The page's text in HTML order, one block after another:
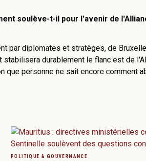
soulève-t-il pour l'avenir de
par diplomates et stratèges, de
durablement le flanc est de
que personne ne sait encore comment
POLITIQUE & GOUVERNANCE